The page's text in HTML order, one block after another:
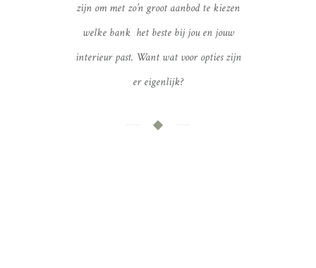
zijn om met zo’n groot aanbod te kiezen
welke bank het beste bij jou en jouw
interieur past. Want wat voor opties zijn
er eigenlijk?